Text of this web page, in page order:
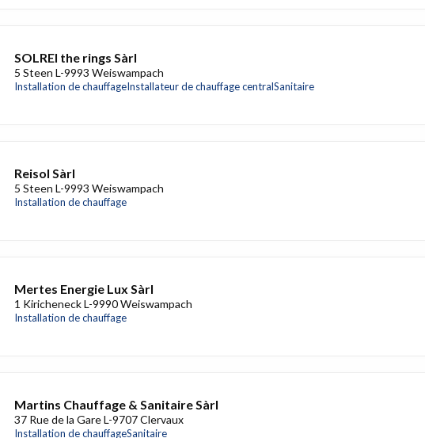
SOLREI the rings Sàrl
5 Steen L-9993 Weiswampach
Installation de chauffageInstallateur de chauffage centralSanitaire
Reisol Sàrl
5 Steen L-9993 Weiswampach
Installation de chauffage
Mertes Energie Lux Sàrl
1 Kiricheneck L-9990 Weiswampach
Installation de chauffage
Martins Chauffage & Sanitaire Sàrl
37 Rue de la Gare L-9707 Clervaux
Installation de chauffageSanitaire